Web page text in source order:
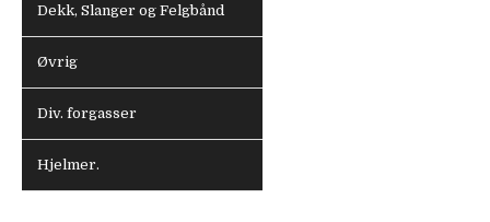
Dekk, Slanger og Felgbånd
Øvrig
Div. forgasser
Hjelmer.